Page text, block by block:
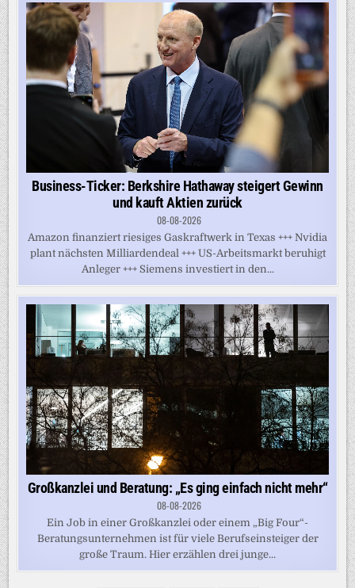
Business-Ticker: Berkshire Hathaway steigert Gewinn
und kauft Aktien zurück
08-08-2026
Amazon finanziert riesiges Gaskraftwerk in Texas +++ Nvidia
plant nächsten Milliardendeal +++ US-Arbeitsmarkt beruhigt
Anleger +++ Siemens investiert in den...
Großkanzlei und Beratung: „Es ging einfach nicht mehr“
08-08-2026
Ein Job in einer Großkanzlei oder einem „Big Four“-
Beratungsunternehmen ist für viele Berufseinsteiger der
große Traum. Hier erzählen drei junge...